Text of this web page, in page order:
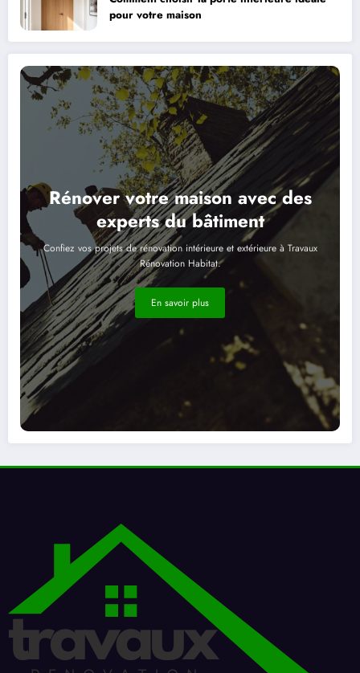
pour votre maison
Rénover votre maison avec des
experts du bâtiment
Confiez vos projets de rénovation intérieure et extérieure à Travaux
Rénovation Habitat.
En savoir plus